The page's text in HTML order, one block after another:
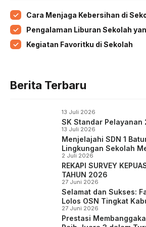
o
o
Cara Menjaga Kebersihan di
Pengalaman Liburan Sekolah
Kegiatan Favoritku di Sekolah
Berita Terbaru
13 Juli 2026
SK Standar Pelayanan
13 Juli 2026
Menjelajahi SDN 1
Lingkungan Sekolah
2 Juli 2026
REKAPI SURVEY
TAHUN 2026
27 Juni 2026
Selamat dan Sukses:
Lolos OSN Tingkat
27 Juni 2026
Prestasi